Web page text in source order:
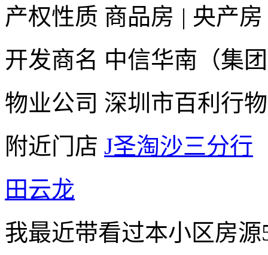
产权性质 商品房 | 央产房
开发商名 中信华南（集
物业公司 深圳市百利行
附近门店 J圣淘沙三分行
田云龙
我最近带看过本小区房